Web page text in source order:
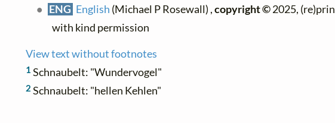
ENG English (Michael P Rosewall) ,copyright ©2025,
with kind permission
View text without footnotes
1 Schnaubelt: "Wundervogel"
2 Schnaubelt: "hellen Kehlen"